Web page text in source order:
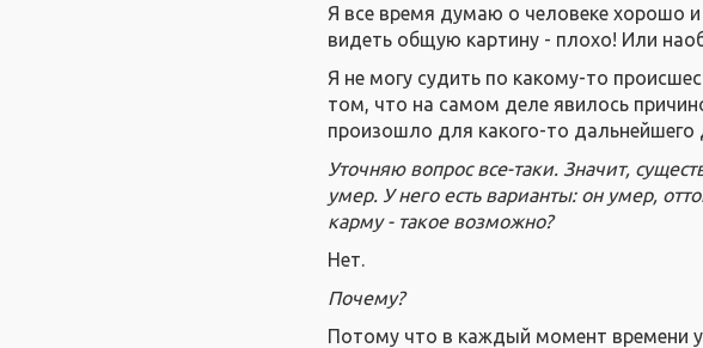
Я все время думаю о человеке хорошо
видеть общую картину - плохо! Или
Я не могу судить по какому-то
том, что на самом деле явилось
произошло для какого-то дальнейшего
Уточняю вопрос все-таки. Значит,
умер. У него есть варианты: он умер,
карму - такое возможно?
Нет.
Почему?
Потому что в каждый момент времени